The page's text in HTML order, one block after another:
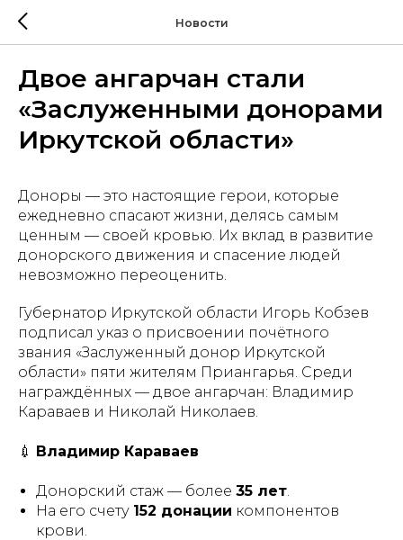
Новости
Двое ангарчан стали
«Заслуженными донорами
Иркутской области»
Доноры — это настоящие герои, которые
ежедневно спасают жизни, делясь самым
ценным — своей кровью. Их вклад в развитие
донорского движения и спасение людей
невозможно переоценить.
Губернатор Иркутской области Игорь Кобзев
подписал указ о присвоении почётного
звания «Заслуженный донор Иркутской
области» пяти жителям Приангарья. Среди
награждённых — двое ангарчан: Владимир
Караваев и Николай Николаев.
💉 Владимир Караваев
Донорский стаж — более 35 лет.
На его счету 152 донации компонентов
крови.